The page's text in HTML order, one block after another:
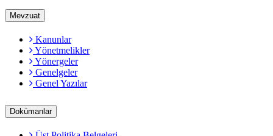
Mevzuat
Kanunlar
Yönetmelikler
Yönergeler
Genelgeler
Genel Yazılar
Dokümanlar